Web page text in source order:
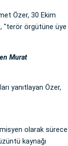
Özer, 30 Ekim
"terör örgütüne üye
Murat
yanıtlayan Özer,
olarak sürece
kaynağı